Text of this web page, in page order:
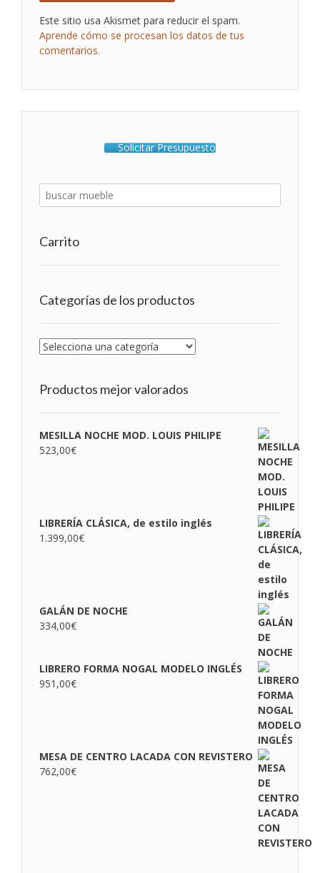
Este sitio usa Akismet para reducir el spam.
Aprende cómo se procesan los datos de tus
comentarios.
Solicitar Presupuesto
Carrito
Categorías de los productos
Productos mejor valorados
MESILLA NOCHE MOD. LOUIS PHILIPE
523,00€
LIBRERÍA CLÁSICA, de estilo inglés
1.399,00€
GALÁN DE NOCHE
334,00€
LIBRERO FORMA NOGAL MODELO INGLÉS
951,00€
MESA DE CENTRO LACADA CON REVISTERO
762,00€